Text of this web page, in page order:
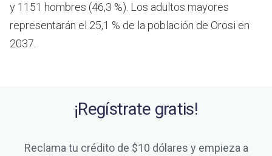
y 1151 hombres (46,3 %). Los adultos mayores
representarán el 25,1 % de la población de Orosi en
2037.
¡Regístrate gratis!
Reclama tu crédito de $10 dólares y empieza a